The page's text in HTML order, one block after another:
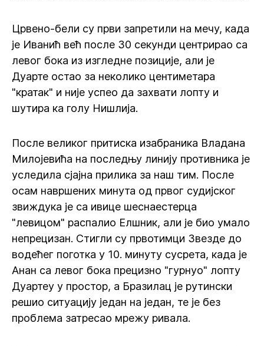
Црвено-бели су први запретили на мечу, када
је Иванић већ после 30 секунди центрирао са
левог бока из изгледне позиције, али је
Дуарте остао за неколико центиметара
"кратак" и није успео да захвати лопту и
шутира ка голу Нишлија.
После великог притиска изабраника Владана
Милојевића на последњу линију противника је
уследила сјајна прилика за наш тим. После
осам навршених минута од првог судијског
звиждука је са ивице шеснаестерца
"левицом" распалио Елшник, али је био умало
непрецизан. Стигли су првотимци Звезде до
водећег поготка у 10. минуту сусрета, када је
Анан са левог бока прецизно "гурнуо" лопту
Дуартеу у простор, а Бразилац је рутински
решио ситуацију један на један, те је без
проблема затресао мрежу ривала.